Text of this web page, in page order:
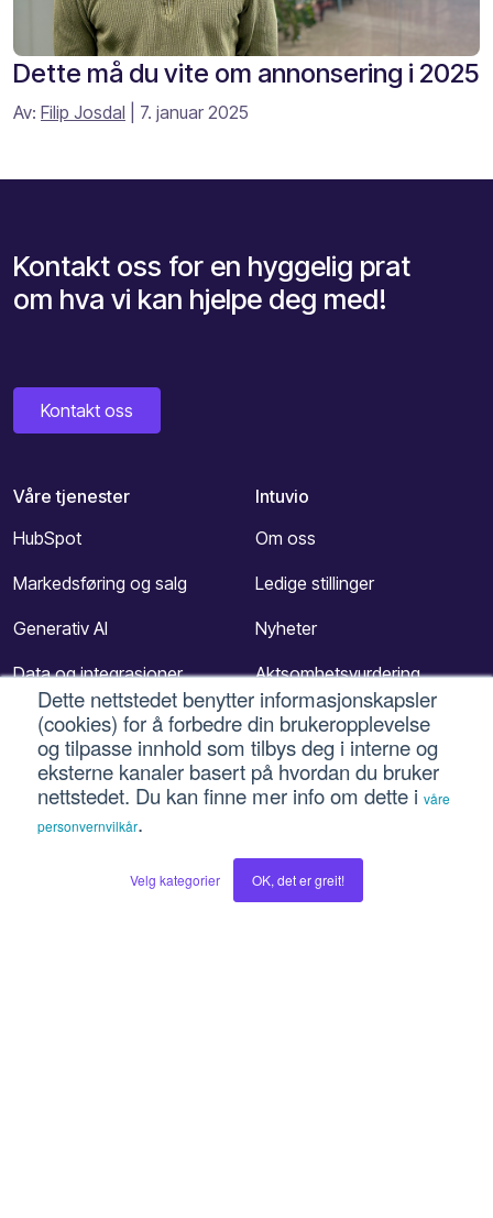
Dette nettstedet benytter informasjonskapsler
(cookies) for å forbedre din brukeropplevelse
og tilpasse innhold som tilbys deg i interne og
eksterne kanaler basert på hvordan du bruker
nettstedet. Du kan finne mer info om dette i våre
personvernvilkår.
Velg kategorier OK, det er greit!
Dette må du vite om annonsering i 2025
Av: Filip Josdal | 7. januar 2025
Kontakt oss for en hyggelig prat
om hva vi kan hjelpe deg med!
Kontakt oss
Våre tjenester
HubSpot
Markedsføring og salg
Generativ AI
Data og integrasjoner
Kundeservice
CRM
Shine fra Intuvio
Intuvio
Om oss
Ledige stillinger
Nyheter
Aktsomhetsvurdering
Kontakt
Social
LinkedIn